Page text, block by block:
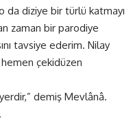
da diziye bir türlü katmayı
zaman bir parodiye
tavsiye ederim. Nilay
hemen çekidüzen
yerdir,” demiş Mevlânâ.